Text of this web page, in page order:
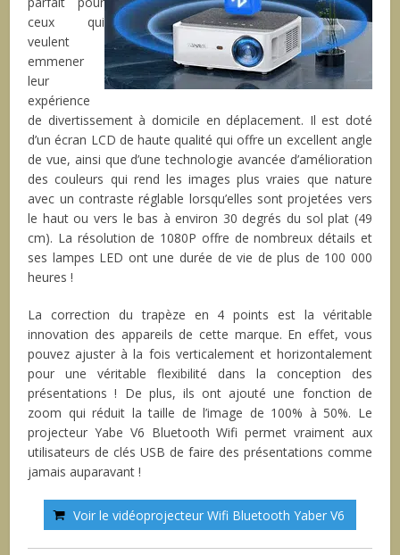
ceux qui
veulent
emmener
leur
expérience
de divertissement à domicile en déplacement. Il est doté
d’un écran LCD de haute qualité qui offre un excellent angle
de vue, ainsi que d’une technologie avancée d’amélioration
des couleurs qui rend les images plus vraies que nature
avec un contraste réglable lorsqu’elles sont projetées vers
le haut ou vers le bas à environ 30 degrés du sol plat (49
cm). La résolution de 1080P offre de nombreux détails et
ses lampes LED ont une durée de vie de plus de 100 000
heures !
La correction du trapèze en 4 points est la véritable
innovation des appareils de cette marque. En effet, vous
pouvez ajuster à la fois verticalement et horizontalement
pour une véritable flexibilité dans la conception des
présentations ! De plus, ils ont ajouté une fonction de
zoom qui réduit la taille de l’image de 100% à 50%. Le
projecteur Yabe V6 Bluetooth Wifi permet vraiment aux
utilisateurs de clés USB de faire des présentations comme
jamais auparavant !
Voir le vidéoprojecteur Wifi Bluetooth Yaber V6